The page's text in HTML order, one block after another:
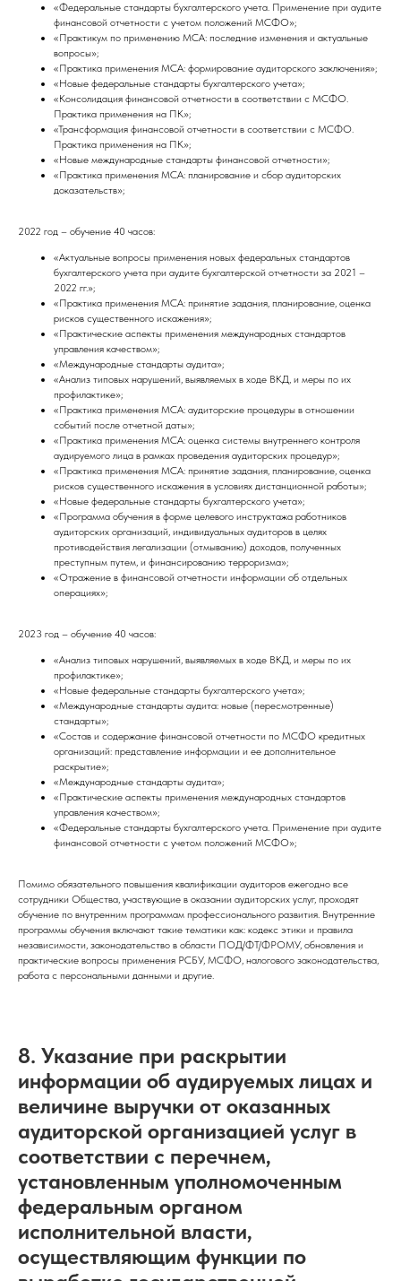
«Федеральные стандарты бухгалтерского учета. Применение при аудите
финансовой отчетности с учетом положений МСФО»;
«Практикум по применению МСА: последние изменения и актуальные
вопросы»;
«Практика применения МСА: формирование аудиторского заключения»;
«Новые федеральные стандарты бухгалтерского учета»;
«Консолидация финансовой отчетности в соответствии с МСФО.
Практика применения на ПК»;
«Трансформация финансовой отчетности в соответствии с МСФО.
Практика применения на ПК»;
«Новые международные стандарты финансовой отчетности»;
«Практика применения МСА: планирование и сбор аудиторских
доказательств»;
2022 год – обучение 40 часов:
«Актуальные вопросы применения новых федеральных стандартов
бухгалтерского учета при аудите бухгалтерской отчетности за 2021 –
2022 гг.»;
«Практика применения МСА: принятие задания, планирование, оценка
рисков существенного искажения»;
«Практические аспекты применения международных стандартов
управления качеством»;
«Международные стандарты аудита»;
«Анализ типовых нарушений, выявляемых в ходе ВКД, и меры по их
профилактике»;
«Практика применения МСА: аудиторские процедуры в отношении
событий после отчетной даты»;
«Практика применения МСА: оценка системы внутреннего контроля
аудируемого лица в рамках проведения аудиторских процедур»;
«Практика применения МСА: принятие задания, планирование, оценка
рисков существенного искажения в условиях дистанционной работы»;
«Новые федеральные стандарты бухгалтерского учета»;
«Программа обучения в форме целевого инструктажа работников
аудиторских организаций, индивидуальных аудиторов в целях
противодействия легализации (отмыванию) доходов, полученных
преступным путем, и финансированию терроризма»;
«Отражение в финансовой отчетности информации об отдельных
операциях»;
2023 год – обучение 40 часов:
«Анализ типовых нарушений, выявляемых в ходе ВКД, и меры по их
профилактике»;
«Новые федеральные стандарты бухгалтерского учета»;
«Международные стандарты аудита: новые (пересмотренные)
стандарты»;
«Состав и содержание финансовой отчетности по МСФО кредитных
организаций: представление информации и ее дополнительное
раскрытие»;
«Международные стандарты аудита»;
«Практические аспекты применения международных стандартов
управления качеством»;
«Федеральные стандарты бухгалтерского учета. Применение при аудите
финансовой отчетности с учетом положений МСФО»;
Помимо обязательного повышения квалификации аудиторов ежегодно все
сотрудники Общества, участвующие в оказании аудиторских услуг, проходят
обучение по внутренним программам профессионального развития. Внутренние
программы обучения включают такие тематики как: кодекс этики и правила
независимости, законодательство в области ПОД/ФТ/ФРОМУ, обновления и
практические вопросы применения РСБУ, МСФО, налогового законодательства,
работа с персональными данными и другие.
8. Указание при раскрытии
информации об аудируемых лицах и
величине выручки от оказанных
аудиторской организацией услуг в
соответствии с перечнем,
установленным уполномоченным
федеральным органом
исполнительной власти,
осуществляющим функции по